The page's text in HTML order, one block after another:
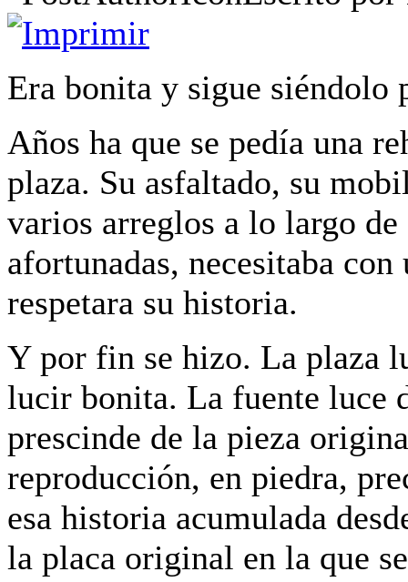
Era bonita y sigue siéndolo
Años ha que se pedía una
plaza. Su asfaltado, su
varios arreglos a lo largo
afortunadas, necesitaba
respetara su historia.
Y por fin se hizo. La plaza
lucir bonita. La fuente luce
prescinde de la pieza
reproducción, en piedra,
esa historia acumulada
la placa original en la que